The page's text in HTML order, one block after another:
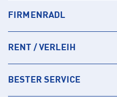
FIRMENRADL
RENT / VERLEIH
BESTER SERVICE